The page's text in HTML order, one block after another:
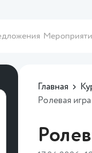
Главная
Ролевая